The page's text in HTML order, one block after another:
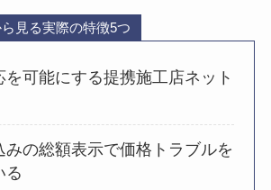
見る実際の特徴5つ
を可能にする提携施工店ネット
みの総額表示で価格トラブルを
る